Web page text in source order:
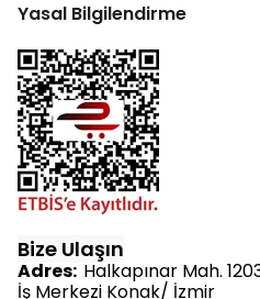
Yasal Bilgilendirme
Bize Ulaşın
Adres: Halkapınar Mah.
İş Merkezi Konak/ İzmir